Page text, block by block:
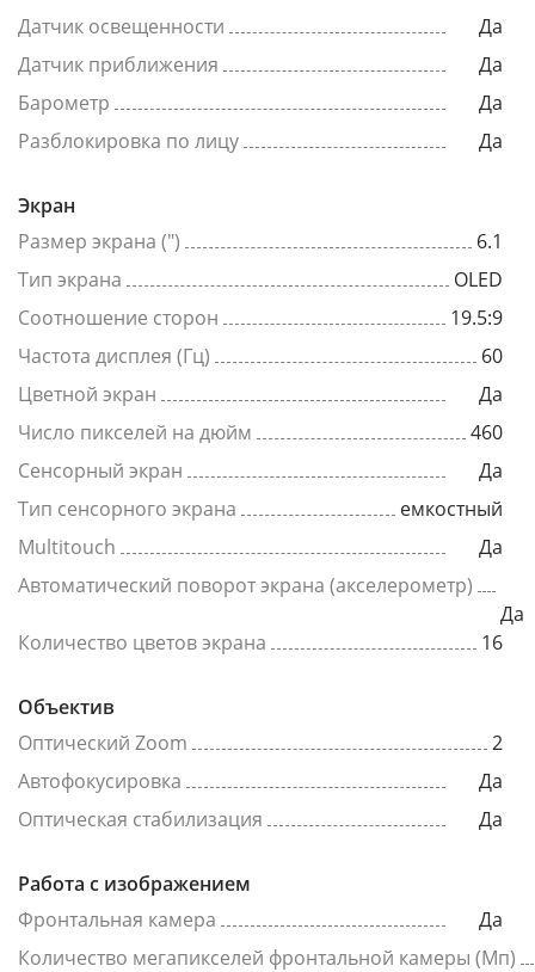
Датчик освещенности
Да
Датчик приближения
Да
Барометр
Да
Разблокировка по лицу
Да
Экран
Размер экрана (")
6.1
Тип экрана
OLED
Соотношение сторон
19.5:9
Частота дисплея (Гц)
60
Цветной экран
Да
Число пикселей на дюйм
460
Сенсорный экран
Да
Тип сенсорного экрана
емкостный
Multitouch
Да
Автоматический поворот экрана (акселерометр)
Да
Количество цветов экрана
16
Объектив
Оптический Zoom
2
Автофокусировка
Да
Оптическая стабилизация
Да
Работа с изображением
Фронтальная камера
Да
Количество мегапикселей фронтальной камеры (Мп)